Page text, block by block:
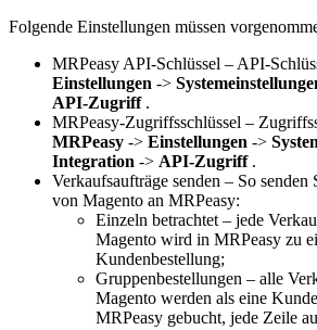
Folgende Einstellungen müssen
MRPeasy API-Schlüssel – API-
Einstellungen ->
API-Zugriff.
MRPeasy-Zugriffsschlüssel –
MRPeasy -> Einstellungen ->
Integration -> API-Zugriff.
Verkaufsaufträge senden – So senden
von Magento an MRPeasy:
Einzeln betrachtet – jede
Magento wird in MRPeasy zu
Kundenbestellung;
Gruppenbestellungen – alle
Magento werden als eine
MRPeasy gebucht, jede Zeile